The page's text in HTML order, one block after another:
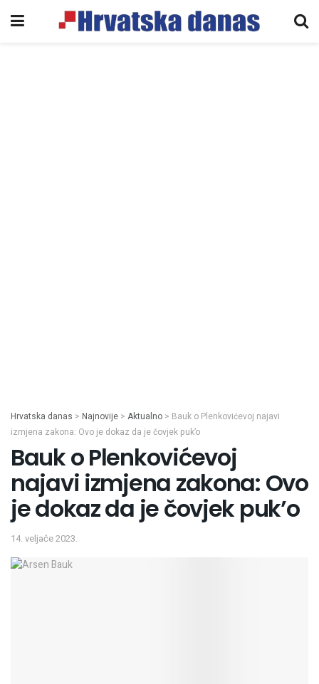
Hrvatska danas > Najnovije > Aktualno > Bauk o Plenkovićevoj najavi
izmjena zakona: Ovo je dokaz da je čovjek puk’o
Bauk o Plenkovićevoj
najavi izmjena zakona: Ovo
je dokaz da je čovjek puk’o
14. veljače 2023.